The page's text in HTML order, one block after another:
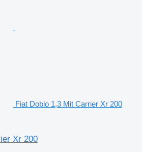
Fiat Doblo 1,3 Mit Carrier Xr 200
Xr 200